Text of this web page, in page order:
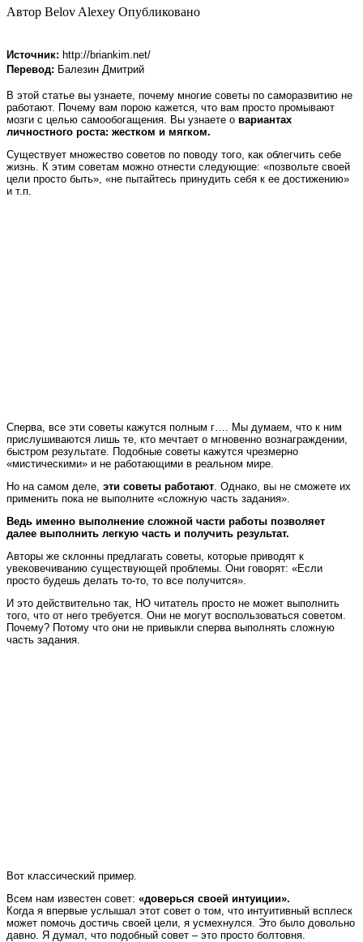
Автор Belov Alexey Опубликовано
Источник: http://briankim.net/
Перевод: Балезин Дмитрий
В этой статье вы узнаете, почему многие советы по саморазвитию не
работают. Почему вам порою кажется, что вам просто промывают
мозги с целью самообогащения. Вы узнаете о вариантах
личностного роста: жестком и мягком.
Существует множество советов по поводу того, как облегчить себе
жизнь. К этим советам можно отнести следующие: «позвольте своей
цели просто быть», «не пытайтесь принудить себя к ее достижению»
и т.п.
Сперва, все эти советы кажутся полным г…. Мы думаем, что к ним
прислушиваются лишь те, кто мечтает о мгновенно вознаграждении,
быстром результате. Подобные советы кажутся чрезмерно
«мистическими» и не работающими в реальном мире.
Но на самом деле, эти советы работают . Однако , вы не сможете их
применить пока не выполните «сложную часть задания».
Ведь именно выполнение сложной части работы позволяет
далее выполнить легкую часть и получить результат.
Авторы же склонны предлагать советы, которые приводят к
увековечиванию существующей проблемы. Они говорят: «Если
просто будешь делать то-то, то все получится».
И это действительно так, НО читатель просто не может выполнить
того, что от него требуется. Они не могут воспользоваться советом.
Почему? Потому что они не привыкли сперва выполнять сложную
часть задания.
Вот классический пример.
Всем нам известен совет: «доверься своей интуиции».
Когда я впервые услышал этот совет о том, что интуитивный всплеск
может помочь достичь своей цели, я усмехнулся. Это было довольно
давно. Я думал, что подобный совет – это просто болтовня.